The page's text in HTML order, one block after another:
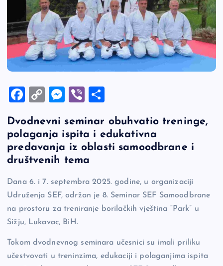
F
c
e
b
o
k
C
p
y
Li
k
M
se
n
g
er
Vi
er ar
e
Dvodnevni seminar obuhvatio treninge,
polaganja ispita i edukativna
predavanja iz oblasti samoodbrane i
društvenih tema
Dana 6. i 7. septembra 2025. godine, u organizaciji
Udruženja SEF, održan je 8. Seminar SEF Samoodbrane
na prostoru za treniranje borilačkih vještina “Park” u
Sižju, Lukavac, BiH.
Tokom dvodnevnog seminara učesnici su imali priliku
učestvovati u treninzima, edukaciji i polaganjima ispita